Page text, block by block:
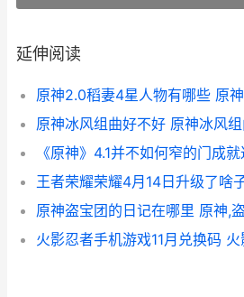
延伸阅读
原神冰风组曲好不好 原神冰风
原神盗宝团的日记在哪里 原神,